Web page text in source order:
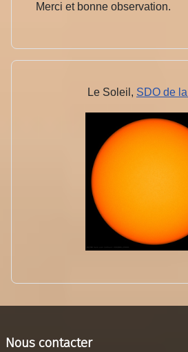
Merci et bonne observation.
Le Soleil, SDO de
Nous contacter